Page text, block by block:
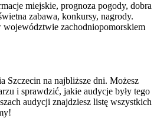
miejskie, prognoza pogody, dobra
zabawa, konkursy, nagrody.
województwie zachodniopomorskiem
Szczecin na najbliższe dni. Możesz
i sprawdzić, jakie audycje były tego
audycji znajdziesz listę wszystkich